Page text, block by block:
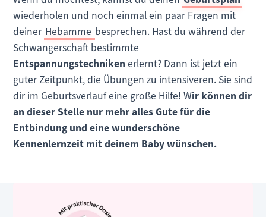
wiederholen und noch einmal ein paar Fragen mit
deiner Hebamme besprechen. Hast du während der
Schwangerschaft bestimmte
Entspannungstechniken erlernt? Dann ist jetzt ein
guter Zeitpunkt, die Übungen zu intensiveren. Sie sind
dir im Geburtsverlauf eine große Hilfe! Wir können dir
an dieser Stelle nur mehr alles Gute für die
Entbindung und eine wunderschöne
Kennenlernzeit mit deinem Baby wünschen.